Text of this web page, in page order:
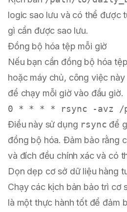
logic sao lưu và có thể được
gì cần được sao lưu.
Đồng bộ hóa tệp mỗi giờ
Nếu bạn cần đồng bộ hóa
hoặc máy chủ, công việc
để chạy mỗi giờ vào đầu giờ.
Điều này sử dụng rsync để
đồng bộ hóa. Đảm bảo rằng
và đích đều chính xác và có
Dọn dẹp cơ sở dữ liệu hàng
Chạy các kịch bản bảo trì cơ
là một thực hành tốt để đảm